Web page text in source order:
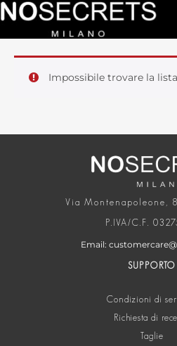
Impossibile trovare la
Via Montenapoleone,
P.IVA/C.F.
Email:
SUPPORTO
Condizioni di
Richiesta di
Taglie